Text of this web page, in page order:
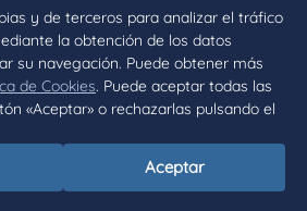
y de terceros para analizar el tráfico
la obtención de los datos
su navegación. Puede obtener más
de Cookies. Puede aceptar todas las
«Aceptar» o rechazarlas pulsando el
Aceptar
de accesibilidad